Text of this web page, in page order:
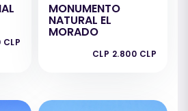
CLP
MONUMENTO
NATURAL EL
MORADO
CLP 2.800 CLP